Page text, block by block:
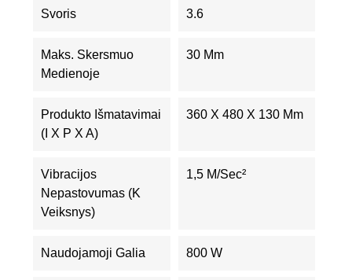
Svoris 3.6
Maks. Skersmuo
Medienoje
30 Mm
Produkto Išmatavimai
(I X P X A)
360 X 480 X 130 Mm
Vibracijos
Nepastovumas (K
Veiksnys)
1,5 M/sec²
Naudojamoji Galia 800 W